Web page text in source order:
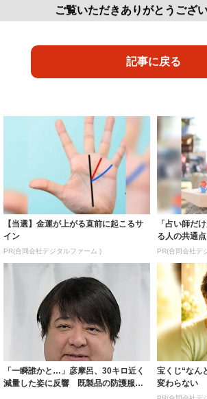
ご覧いただきありがとうござい
記事に戻る
【当選】金運が上がる直前に起こるサ
イン
PR(合同会社デジタルファーム )
「占い師だ
る人の共通点
PR(合同会社デ
「一瞬誰かと…」彦摩呂、30キロ近く
減量した姿に反響 既製品の防護服が
宝くじ“なん
変わらない